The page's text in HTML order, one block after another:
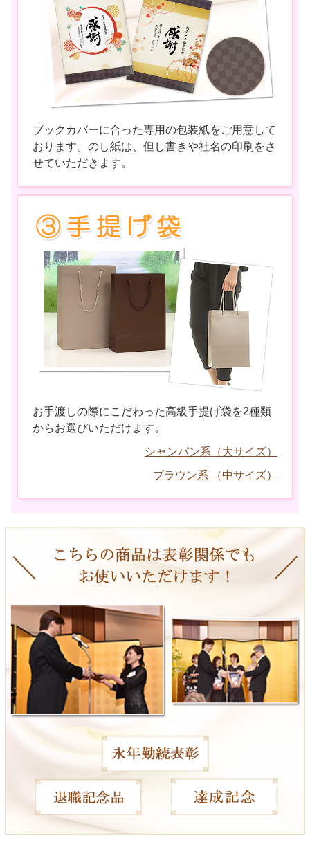
ブックカバーに合った専用の包装紙をご用意して
おります。のし紙は、但し書きや社名の印刷をさ
せていただきます。
お手渡しの際にこだわった高級手提げ袋を2種類
からお選びいただけます。
シャンパン系（大サイズ）
ブラウン系 （中サイズ）